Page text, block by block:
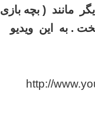
بسیار مطالب دیگر مانند ( بچه بازی
. به این ویدیو